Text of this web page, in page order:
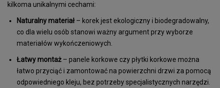
kilkoma unikalnymi cechami:
Naturalny materiał – korek jest ekologiczny i biodegradowalny,
co dla wielu osób stanowi ważny argument przy wyborze
materiałów wykończeniowych.
Łatwy montaż – panele korkowe czy płytki korkowe można
łatwo przyciąć i zamontować na powierzchni drzwi za pomocą
odpowiedniego kleju, bez potrzeby specjalistycznych narzędzi.